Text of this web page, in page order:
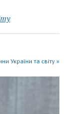
України та світу »